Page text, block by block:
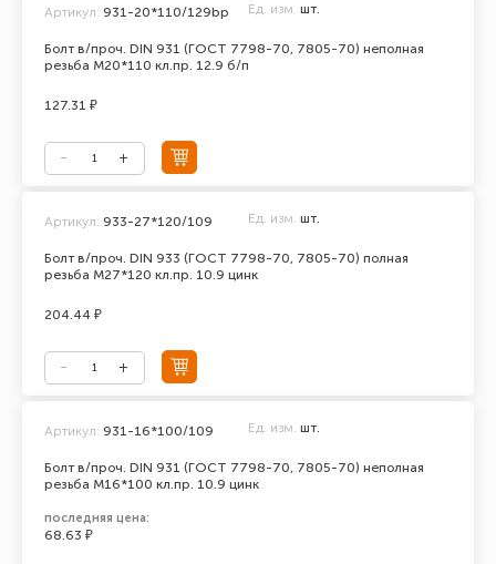
Болт в/проч. DIN 931 (ГОСТ 7798-70, 7805-70) неполная
резьба М20*110 кл.пр. 12.9 б/п
Артикул: 931-20*110/129bp Ед. изм. шт.
127.31 ₽
Болт в/проч. DIN 933 (ГОСТ 7798-70, 7805-70) полная
резьба М27*120 кл.пр. 10.9 цинк
Артикул: 933-27*120/109 Ед. изм. шт.
204.44 ₽
Болт в/проч. DIN 931 (ГОСТ 7798-70, 7805-70) неполная
резьба М16*100 кл.пр. 10.9 цинк
Артикул: 931-16*100/109 Ед. изм. шт.
последняя цена:
68.63 ₽